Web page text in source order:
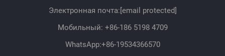
Электронная почта: [email protected]
Мобильный: +86-186 5198 4709
WhatsApp:+86-19534366570